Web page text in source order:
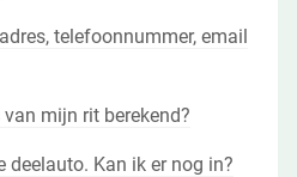
telefoonnummer, email
mijn rit berekend?
deelauto. Kan ik er nog in?